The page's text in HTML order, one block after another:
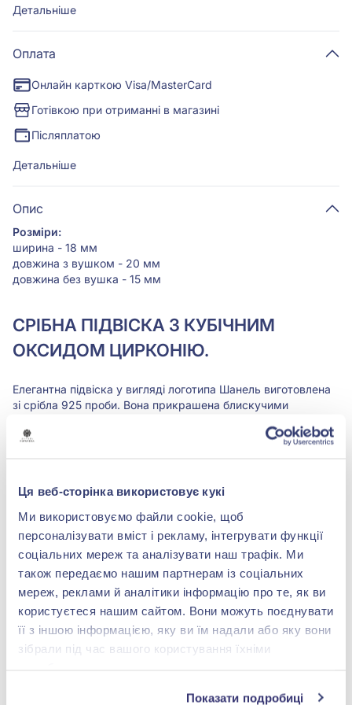
Ця веб-сторінка використовує кукі
Ми використовуємо файли cookie, щоб
персоналізувати вміст і рекламу, інтегрувати функції
соціальних мереж та аналізувати наш трафік. Ми
також передаємо нашим партнерам із соціальних
мереж, реклами й аналітики інформацію про те, як ви
користуєтеся нашим сайтом. Вони можуть поєднувати
її з іншою інформацією, яку ви їм надали або яку вони
зібрали під час вашого користування їхніми
Показати подробиці
Детальніше
Оплата
Онлайн карткою Visa/MasterCard
Готівкою при отриманні в магазині
Післяплатою
Детальніше
Опис
Розміри:
ширина - 18 мм
довжина з вушком - 20 мм
довжина без вушка - 15 мм
СРІБНА ПІДВІСКА З КУБІЧНИМ
ОКСИДОМ ЦИРКОНІЮ.
Елегантна підвіска у вигляді логотипа Шанель виготовлена
зі срібла 925 проби. Вона прикрашена блискучими
Покриття тонким шаром родію надає прикрасі
пасуватиме не лише до повсякденного вбрання, а й буде
чудовим доповненням до вечірньої сукні. Виріб можна
поєднати з багатьма класичними плетіннями ланцюжків.
Характеристики
Вставка: фіаніт/куб.цирконій
Родіювання